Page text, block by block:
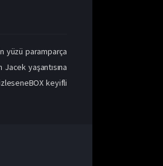
yüzü paramparça
yaşantısına
keyifli